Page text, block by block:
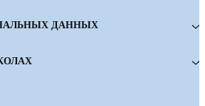
ДАННЫХ